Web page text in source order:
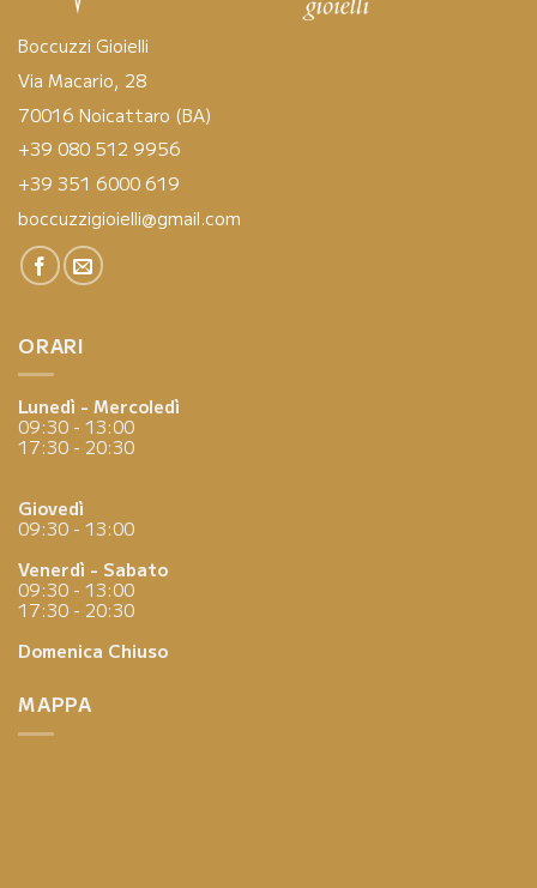
Boccuzzi Gioielli
Via Macario, 28
70016 Noicattaro (BA)
+39 080 512 9956
+39 351 6000 619
boccuzzigioielli@gmail.com
ORARI
Lunedì - Mercoledì
09:30 - 13:00
17:30 - 20:30
Giovedì
09:30 - 13:00
Venerdì - Sabato
09:30 - 13:00
17:30 - 20:30
Domenica Chiuso
MAPPA